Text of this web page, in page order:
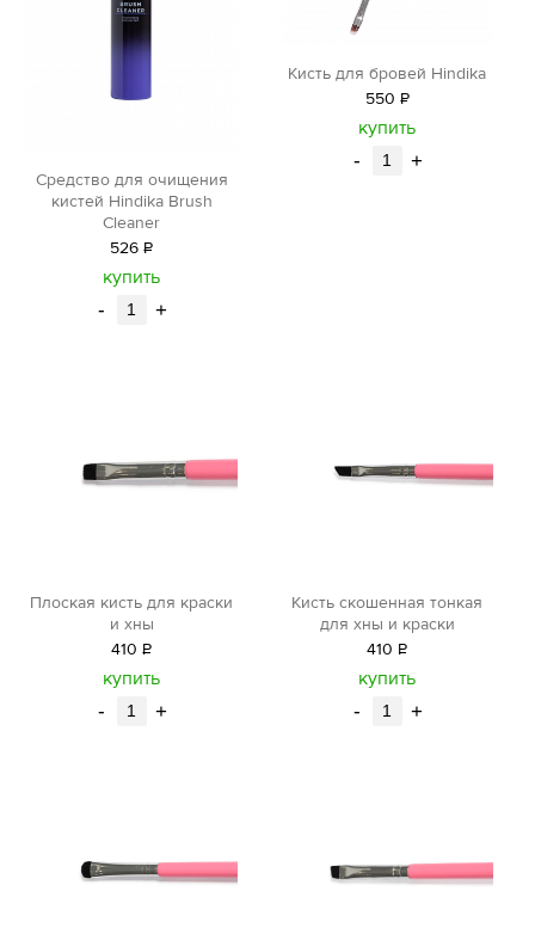
Средство для очищения
кистей Hindika Brush
Cleaner
526 Р
уб.
купить
- +
Кисть для бровей Hindika
550 Р
уб.
купить
- +
Плоская кисть для краски
и хны
410 Р
уб.
купить
- +
Кисть скошенная тонкая
для хны и краски
410 Р
уб.
купить
- +